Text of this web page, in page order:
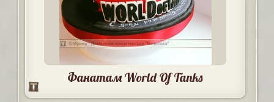
Фанатам World Of Tanks